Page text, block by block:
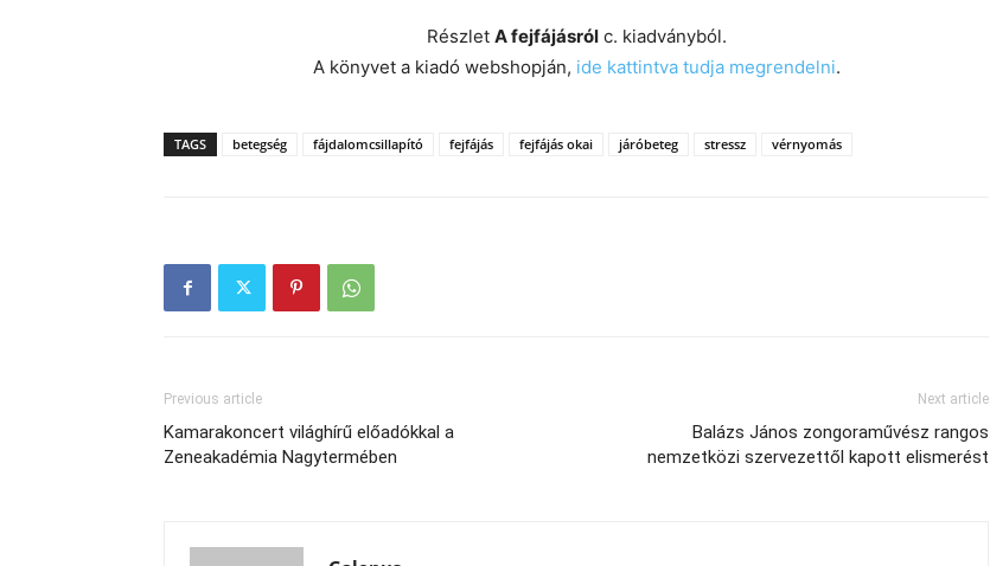
Részlet A fejfájásrólc. kiadványból.
A könyvet a kiadó webshopján, ide kattintva tudja megrendelni.
TAGS betegség fájdalomcsillapító fejfájás fejfájás okai járóbeteg stressz vérnyomás
Previous article
Kamarakoncert világhírű előadókkal a
Zeneakadémia Nagytermében
Next article
Balázs János zongoraművész rangos
nemzetközi szervezettől kapott elismerést